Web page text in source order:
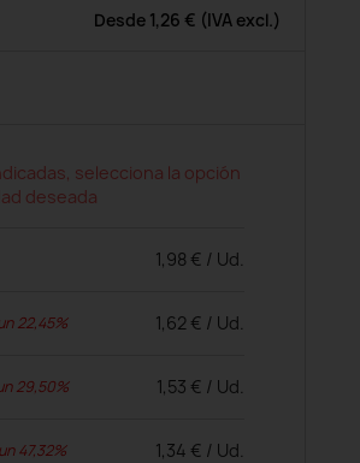
Desde 1,26 € (IVA excl.)
selecciona la opción
deseada
1,98 € / Ud.
22,45% 1,62 € / Ud.
29,50% 1,53 € / Ud.
47,32% 1,34 € / Ud.